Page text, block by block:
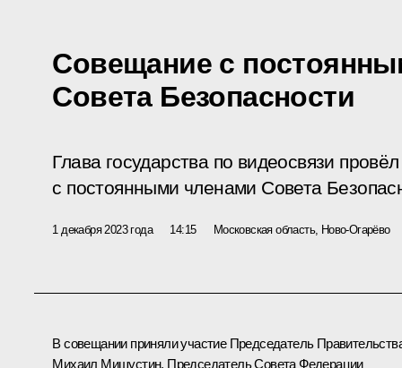
Совещание с
Совета Безопасности
Глава государства по видеосвязи
с постоянными членами Совета
1 декабря 2023 года 14:15 Московская область, Ново-Огарёво
В совещании приняли участие Председатель
Михаил Мишустин, Председатель Совета Федерации